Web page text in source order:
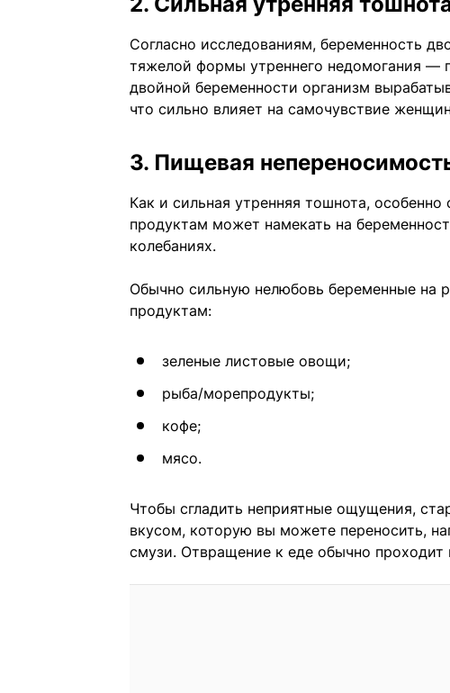
Согласно исследованиям, беременность
тяжелой формы утреннего недомогания —
двойной беременности организм
что сильно влияет на самочувствие
3. Пищевая
Как и сильная утренняя тошнота,
продуктам может намекать на
колебаниях.
Обычно сильную нелюбовь беременные на
продуктам:
зеленые листовые овощи;
рыба/морепродукты;
кофе;
мясо.
Чтобы сгладить неприятные ощущения,
вкусом, которую вы можете переносить,
смузи. Отвращение к еде обычно проходит